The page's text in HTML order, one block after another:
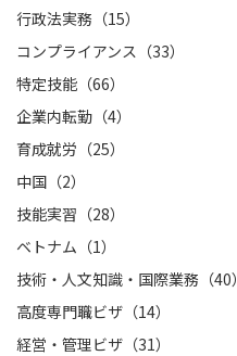
行政法実務（15）
コンプライアンス（33）
特定技能（66）
企業内転勤（4）
育成就労（25）
中国（2）
技能実習（28）
ベトナム（1）
技術・人文知識・国際業務（40）
高度専門職ビザ（14）
経営・管理ビザ（31）